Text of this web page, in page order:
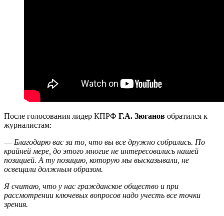
После голосования лидер КПРФ Г.А. Зюганов обратился к
журналистам:
— Благодарю вас за то, что вы все дружно собрались. По
крайней мере, до этого многие не интересовались нашей
позицией. А ту позицию, которую мы высказывали, не
освещали должным образом.
Я считаю, что у нас гражданское общество и при
рассмотрении ключевых вопросов надо учесть все точки
зрения.